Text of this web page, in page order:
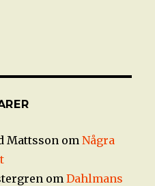
Mattsson omNågra
omDahlmans